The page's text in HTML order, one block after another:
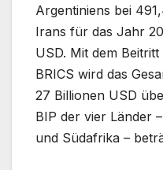
Argentiniens bei
Irans für das Jahr
USD. Mit dem
BRICS wird das
27 Billionen USD
BIP der vier Länder
und Südafrika –